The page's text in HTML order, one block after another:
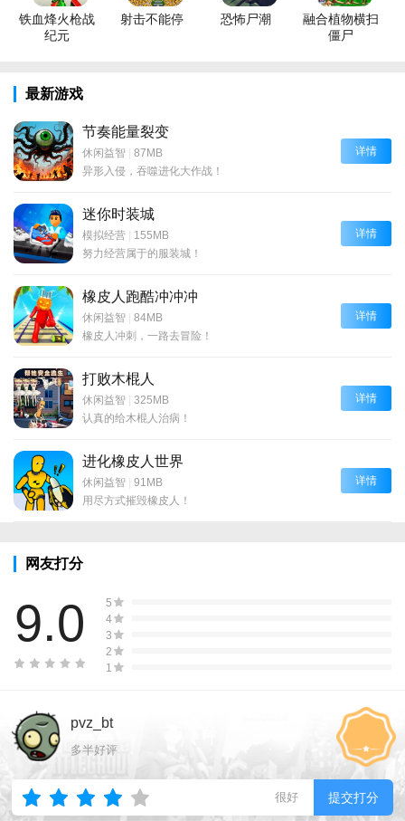
铁血烽火枪战
纪元
射击不能停 恐怖尸潮
融合植物横扫
僵尸
最新游戏
节奏能量裂变
休闲益智 | 87MB
异形入侵，吞噬进化大作战！
详情
迷你时装城
模拟经营 | 155MB
努力经营属于的服装城！
详情
橡皮人跑酷冲冲冲
休闲益智 | 84MB
橡皮人冲刺，一路去冒险！
详情
打败木棍人
休闲益智 | 325MB
认真的给木棍人治病！
详情
进化橡皮人世界
休闲益智 | 91MB
用尽方式摧毁橡皮人！
详情
网友打分
9.0
5
4
3
2
1
pvz_bt
多半好评
很好 提交打分